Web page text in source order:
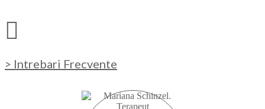
> Intrebari Frecvente